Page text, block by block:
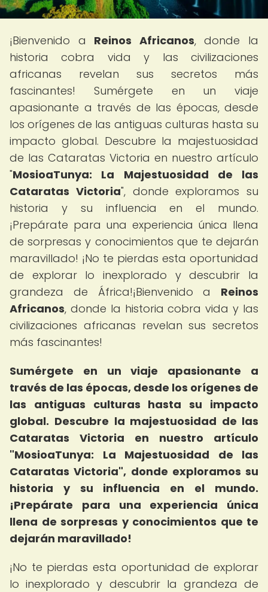
¡Bienvenido a Reinos Africanos, donde la
historia cobra vida y las civilizaciones
africanas revelan sus secretos más
fascinantes! Sumérgete en un viaje
apasionante a través de las épocas, desde
los orígenes de las antiguas culturas hasta su
impacto global. Descubre la majestuosidad
de las Cataratas Victoria en nuestro artículo
"MosioaTunya: La Majestuosidad de las
Cataratas Victoria", donde exploramos su
historia y su influencia en el mundo.
¡Prepárate para una experiencia única llena
de sorpresas y conocimientos que te dejarán
maravillado! ¡No te pierdas esta oportunidad
de explorar lo inexplorado y descubrir la
grandeza de África!¡Bienvenido a Reinos
Africanos, donde la historia cobra vida y las
civilizaciones africanas revelan sus secretos
más fascinantes!
Sumérgete en un viaje apasionante a
través de las épocas, desde los orígenes de
las antiguas culturas hasta su impacto
global. Descubre la majestuosidad de las
Cataratas Victoria en nuestro artículo
"MosioaTunya: La Majestuosidad de las
Cataratas Victoria", donde exploramos su
historia y su influencia en el mundo.
¡Prepárate para una experiencia única
llena de sorpresas y conocimientos que te
dejarán maravillado!
¡No te pierdas esta oportunidad de explorar
lo inexplorado y descubrir la grandeza de